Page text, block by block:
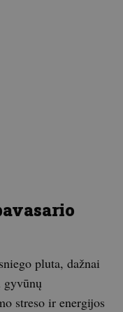
pluta, dažnai
gyvūnų
streso ir energijos